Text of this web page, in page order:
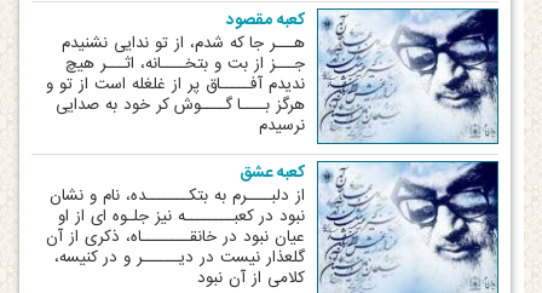
کعبه مقصود
هـــر جا که شدم، از تو ندایی نشنیدم
جـــز از بت و بتخــــانه، اثـــر هیچ
ندیدم آفـــــاق پر از غلغله است از تو و
هرگز بــــا گــــوش کر خود به صدایی
نرسیدم
کعبه عشق
از دلبــــرم به بتکـــــــده، نام و نشان
نبود در کعبــــــــه نیز جلـوه‏ ای از او
عیان نبود در خانقــــــــاه، ذکری از آن
گلعذار نیست در دیــــــر و در کنیسه،
کلامی از آن نبود